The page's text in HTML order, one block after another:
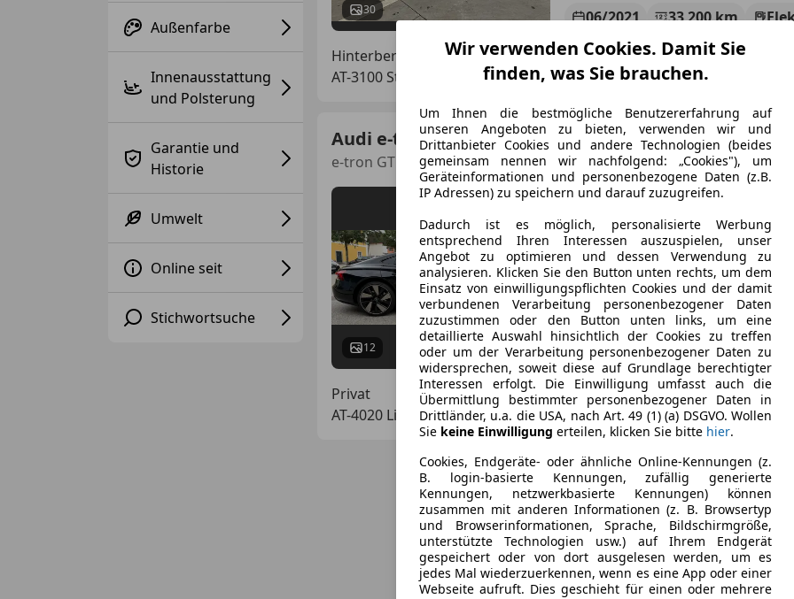
Außenfarbe
Innenausstattung
und Polsterung
Garantie und
Historie
Umwelt
Online seit
Stichwortsuche
30 06/2021 33 200 km
Hinterberger Automobile GmbH
AT-3100 St. Pölten
Audi e-tron GT
e-tron GT 93,4kWh quattro
12
€ 47 999
02/2022 89 800 km
Privat
AT-4020 Linz
Wir verwenden Cookies. Damit Sie
finden, was Sie brauchen.
Um Ihnen die bestmögliche Benutzererfahrung auf
unseren Angeboten zu bieten, verwenden wir und
Drittanbieter Cookies und andere Technologien (beides
gemeinsam nennen wir nachfolgend: „Cookies"), um
Geräteinformationen und personenbezogene Daten (z.B.
IP Adressen) zu speichern und darauf zuzugreifen.
Dadurch ist es möglich, personalisierte Werbung
entsprechend Ihren Interessen auszuspielen, unser
Angebot zu optimieren und dessen Verwendung zu
analysieren. Klicken Sie den Button unten rechts, um dem
Einsatz von einwilligungspflichten Cookies und der damit
verbundenen Verarbeitung personenbezogener Daten
zuzustimmen oder den Button unten links, um eine
detaillierte Auswahl hinsichtlich der Cookies zu treffen
oder um der Verarbeitung personenbezogener Daten zu
widersprechen, soweit diese auf Grundlage berechtigter
Interessen erfolgt. Die Einwilligung umfasst auch die
Übermittlung bestimmter personenbezogener Daten in
Drittländer, u.a. die USA, nach Art. 49 (1) (a) DSGVO. Wollen
Sie keine Einwilligung erteilen, klicken Sie bitte hier.
Cookies, Endgeräte- oder ähnliche Online-Kennungen (z.
B. login-basierte Kennungen, zufällig generierte
Kennungen, netzwerkbasierte Kennungen) können
zusammen mit anderen Informationen (z. B. Browsertyp
und Browserinformationen, Sprache, Bildschirmgröße,
unterstützte Technologien usw.) auf Ihrem Endgerät
gespeichert oder von dort ausgelesen werden, um es
jedes Mal wiederzuerkennen, wenn es eine App oder einer
Webseite aufruft. Dies geschieht für einen oder mehrere